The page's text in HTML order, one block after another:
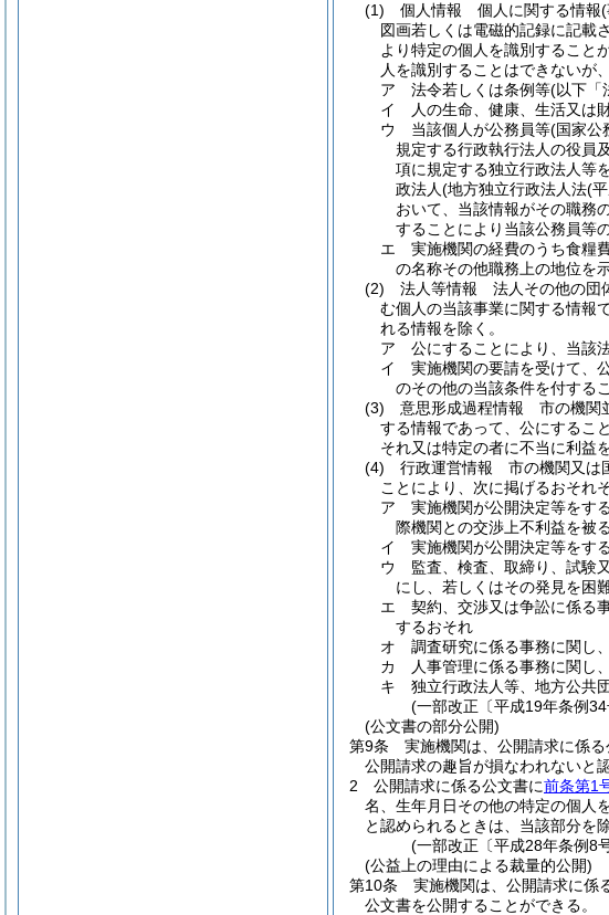
(1)
個人情報 個人に関する情報(
図画若しくは電磁的記録に記載
より特定の個人を識別すること
人を識別することはできないが
ア
法令若しくは条例等(以下「
イ
人の生命、健康、生活又は
ウ
当該個人が公務員等(国家公
規定する行政執行法人の役員
項に規定する独立行政法人等
政法人(地方独立行政法人法(
おいて、当該情報がその職務
することにより当該公務員等
エ
実施機関の経費のうち食糧
の名称その他職務上の地位を
(2)
法人等情報 法人その他の団
む個人の当該事業に関する情報
れる情報を除く。
ア
公にすることにより、当該
イ
実施機関の要請を受けて、
のその他の当該条件を付する
(3)
意思形成過程情報 市の機関
する情報であって、公にするこ
それ又は特定の者に不当に利益
(4)
行政運営情報 市の機関又は
ことにより、次に掲げるおそれ
ア
実施機関が公開決定等をす
際機関との交渉上不利益を被
イ
実施機関が公開決定等をす
ウ
監査、検査、取締り、試験
にし、若しくはその発見を困
エ
契約、交渉又は争訟に係る
するおそれ
オ
調査研究に係る事務に関し
カ
人事管理に係る事務に関し
キ
独立行政法人等、地方公共
(一部改正〔平成19年条例
(公文書の部分公開)
第9条
実施機関は、公開請求に係
公開請求の趣旨が損なわれないと
2
公開請求に係る公文書に前条第1
名、生年月日その他の特定の個人
と認められるときは、当該部分を
(一部改正〔平成28年条例8
(公益上の理由による裁量的公開)
第10条
実施機関は、公開請求に係
公文書を公開することができる。